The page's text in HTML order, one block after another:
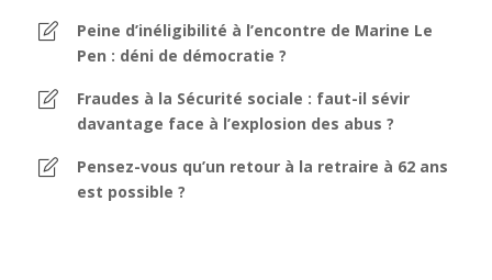
Peine d’inéligibilité à l’encontre de Marine Le
Pen : déni de démocratie ?
Fraudes à la Sécurité sociale : faut-il sévir
davantage face à l’explosion des abus ?
Pensez-vous qu’un retour à la retraire à 62 ans
est possible ?